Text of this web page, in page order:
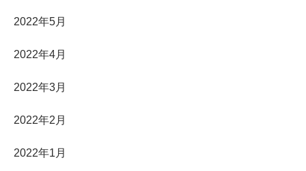
2022年5月
2022年4月
2022年3月
2022年2月
2022年1月